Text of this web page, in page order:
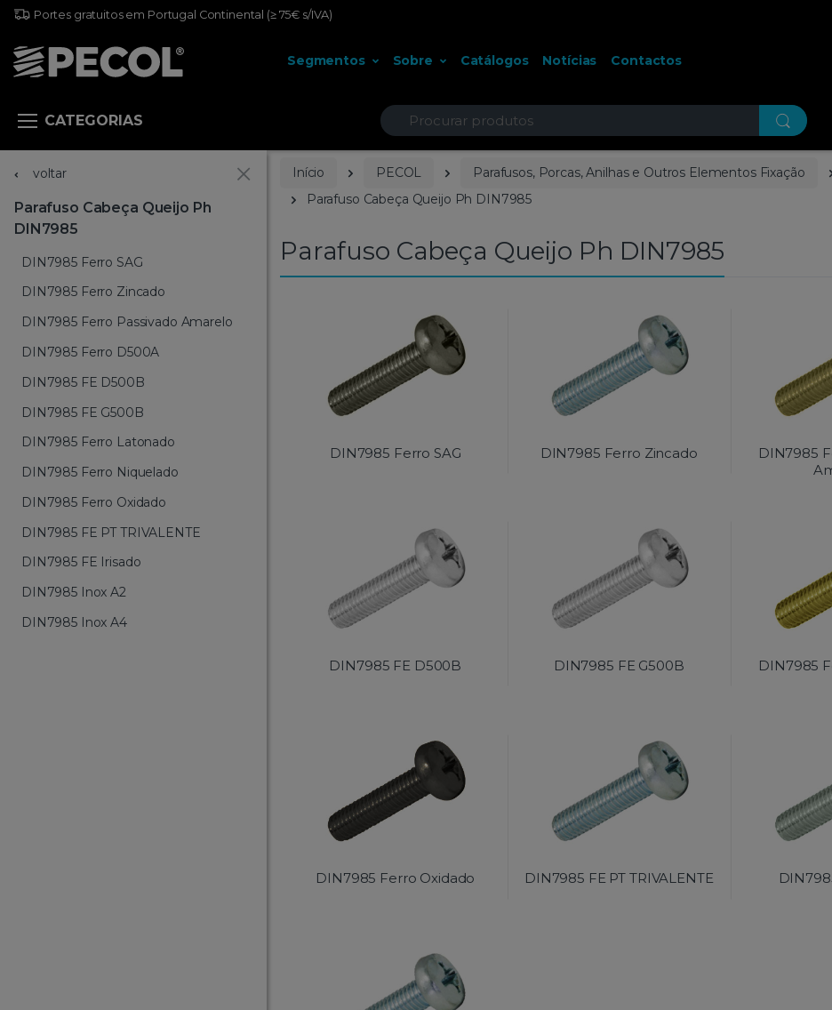
Portes gratuitos em Portugal Continental (≥ 75€ s/IVA)
Segmentos Sobre Catálogos Notícias Contactos
CATEGORIAS Procurar
voltar
Parafuso Cabeça Queijo Ph
DIN7985
DIN7985 Ferro SAG
DIN7985 Ferro Zincado
DIN7985 Ferro Passivado Amarelo
DIN7985 Ferro D500A
DIN7985 FE D500B
DIN7985 FE G500B
DIN7985 Ferro Latonado
DIN7985 Ferro Niquelado
DIN7985 Ferro Oxidado
DIN7985 FE PT TRIVALENTE
DIN7985 FE Irisado
DIN7985 Inox A2
DIN7985 Inox A4
Início PECOL Parafusos, Porcas, Anilhas e Outros Elementos Fixação
Parafuso Cabeça Queijo Ph DIN7985
Parafuso Cabeça Queijo Ph DIN7985
DIN7985 Ferro SAG DIN7985 Ferro Zincado
DIN7985
DIN7985 FE D500B DIN7985 FE G500B DIN7985
DIN7985 Ferro Oxidado DIN7985 FE PT TRIVALENTE